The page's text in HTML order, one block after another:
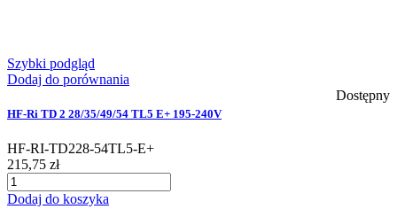
Szybki podgląd
Dodaj do porównania
Dostępny
HF-Ri TD 2 28/35/49/54 TL5 E+ 195-240V
HF-RI-TD228-54TL5-E+
215,75 zł
Dodaj do koszyka